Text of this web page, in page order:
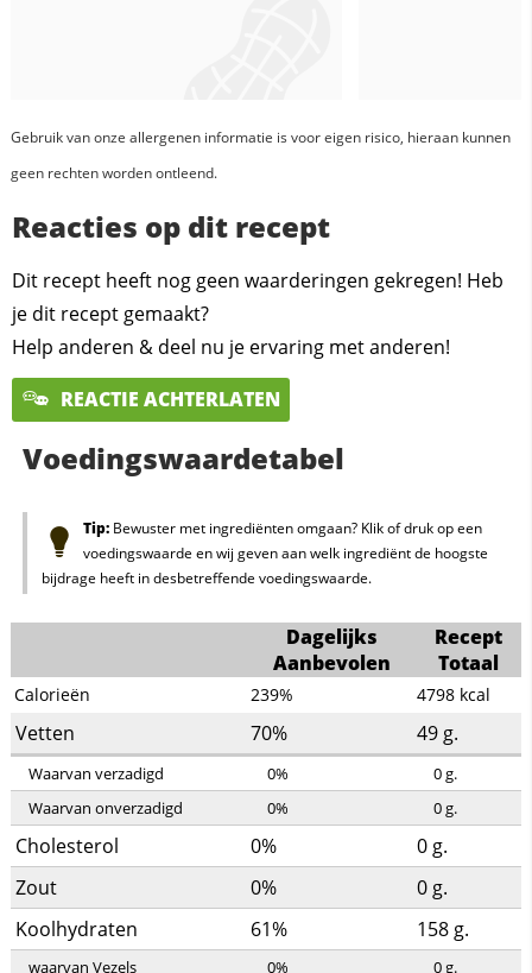
Gebruik van onze allergenen informatie is voor eigen risico, hieraan kunnen
geen rechten worden ontleend.
Reacties op dit recept
Dit recept heeft nog geen waarderingen gekregen! Heb
je dit recept gemaakt?
Help anderen & deel nu je ervaring met anderen!
REACTIE ACHTERLATEN
Voedingswaardetabel
Tip:Bewuster met ingrediënten omgaan? Klik of druk op een
voedingswaarde en wij geven aan welk ingrediënt de hoogste
bijdrage heeft in desbetreffende voedingswaarde.
Dagelijks
Aanbevolen
Recept
Totaal
Calorieën 239% 4798 kcal
Vetten 70% 49g.
Waarvan verzadigd 0% 0g.
Waarvan onverzadigd
0% 0g.
Cholesterol 0% 0g.
Zout
0% 0g.
Koolhydraten
61% 158g.
waarvan Vezels 0% 0g.